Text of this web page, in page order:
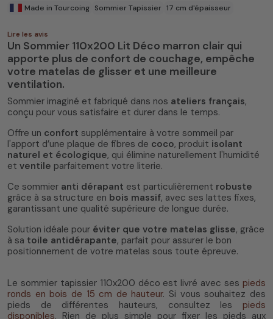
Made in Tourcoing Sommier Tapissier 17 cm d'épaisseur
Lire les avis
Un Sommier 110x200 Lit Déco marron clair qui
apporte plus de confort de couchage, empêche
votre matelas de glisser et une meilleure
ventilation.
Sommier imaginé et fabriqué dans nos ateliers français,
conçu pour vous satisfaire et durer dans le temps.
Offre un confort supplémentaire à votre sommeil par
l'apport d’une plaque de fibres de coco, produit isolant
naturel et écologique, qui élimine naturellement l'humidité
et ventile parfaitement votre literie.
Ce sommier anti dérapant est particulièrement robuste
grâce à sa structure en bois massif, avec ses lattes fixes,
garantissant une qualité supérieure de longue durée.
Solution idéale pour éviter que votre matelas glisse, grâce
à sa toile antidérapante, parfait pour assurer le bon
positionnement de votre matelas sous toute épreuve.
Le sommier tapissier 110x200 déco est livré avec ses pieds
ronds en bois de 15 cm de hauteur. Si vous souhaitez des
pieds de différentes hauteurs, consultez les pieds
disponibles. Rien de plus simple pour fixer les pieds aux